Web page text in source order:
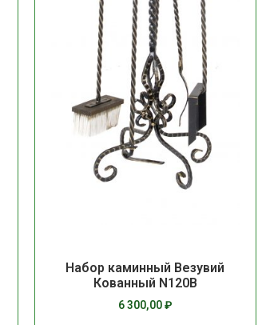
Набор каминный Везувий
Кованный N120B
6 300,00₽